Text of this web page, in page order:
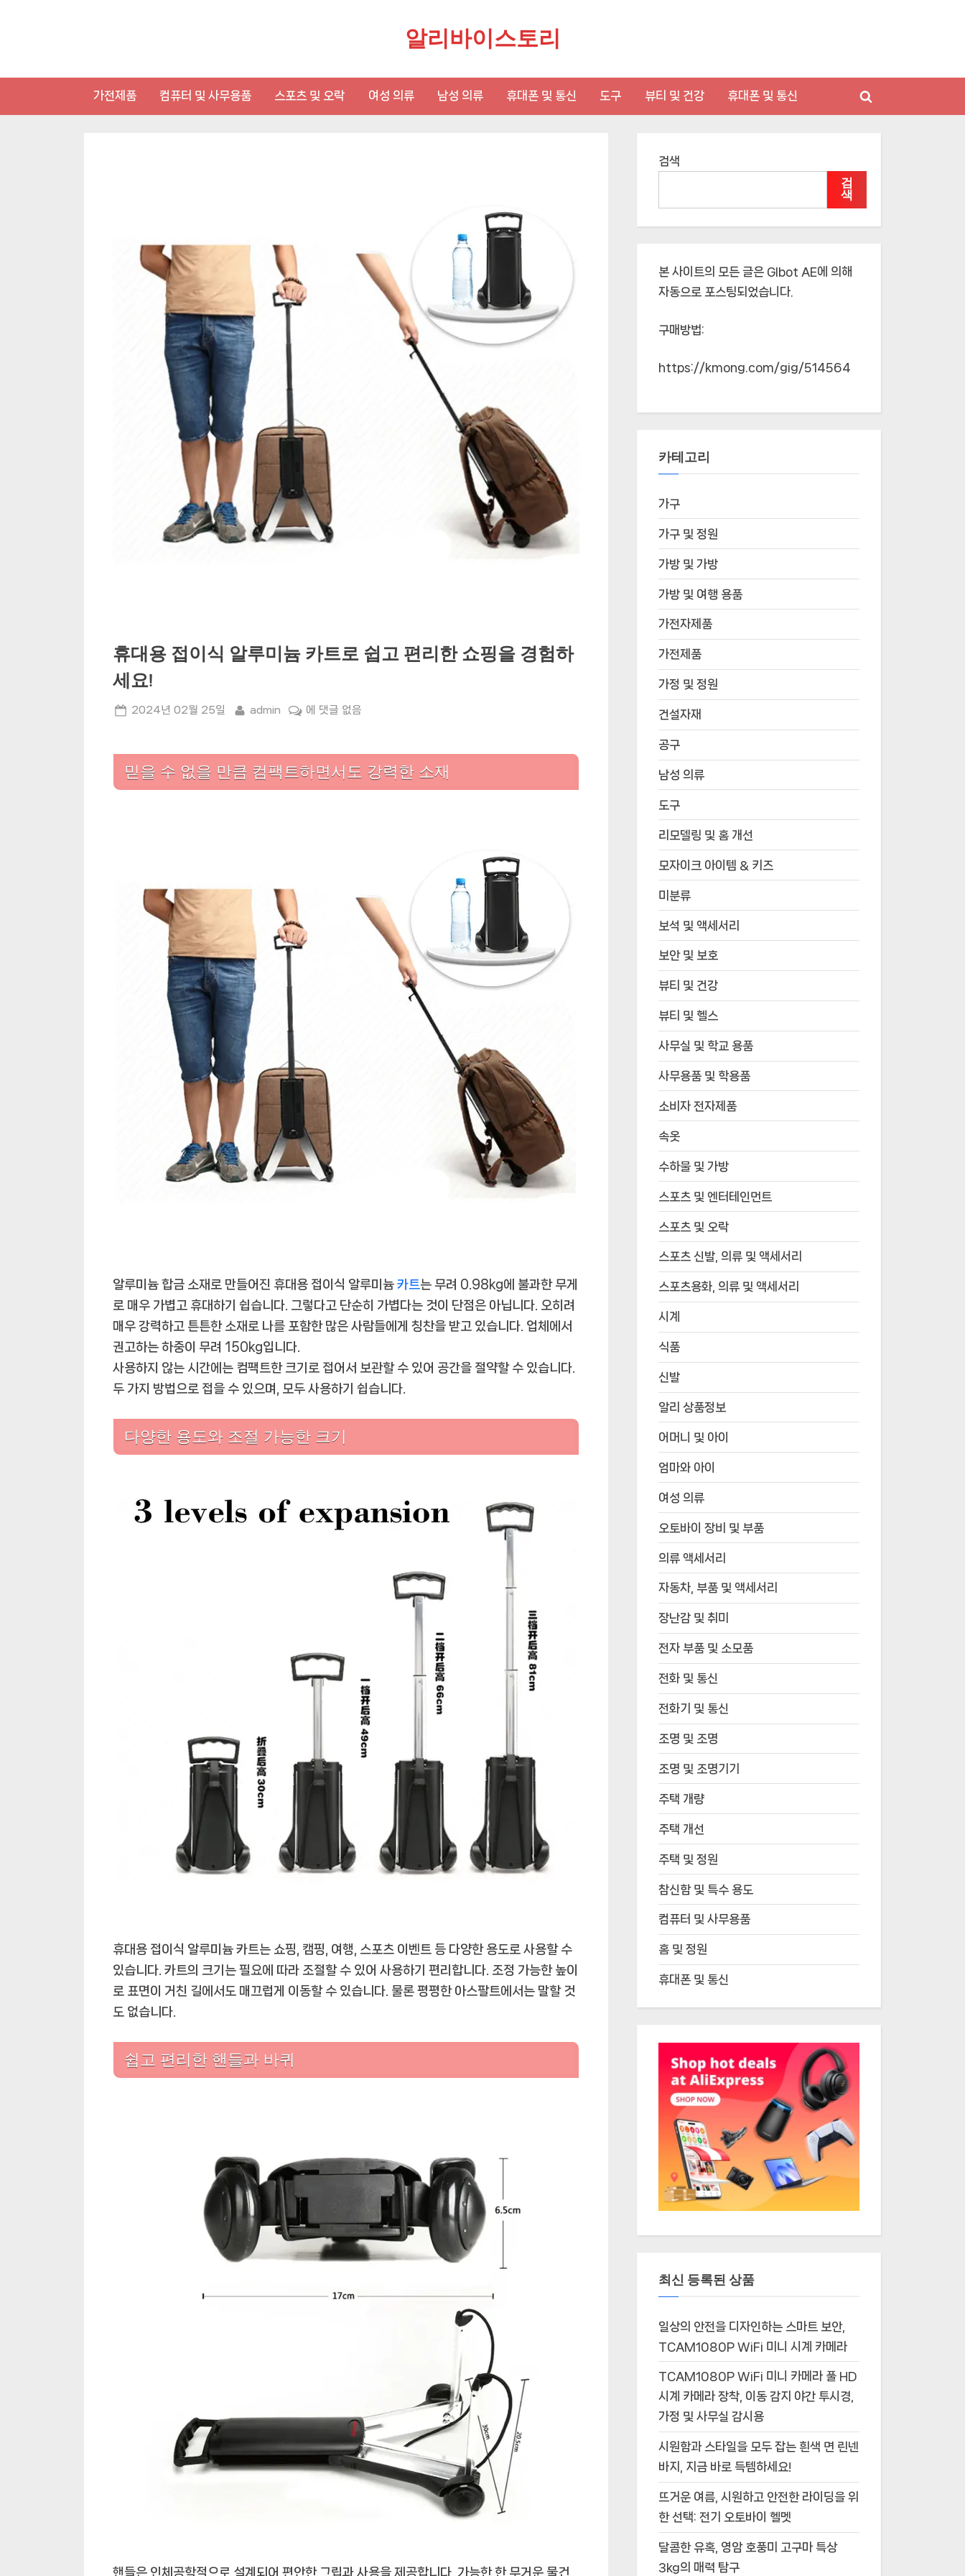
알리바이스토리
가전제품 컴퓨터 및 사무용품 스포츠 및 오락 여성 의류 남성 의류 휴대폰 및 통신 도구 뷰티 및 건강 휴대폰 및 통신
Toggle
휴대용 접이식 알루미늄 카트로 쉽고 편리한 쇼핑을 경험하
세요!
Posted
2024년 02월 25일 By
admin
휴
접
이
쉽
을
세
요!
에 댓글 없음
믿을 수 없을 만큼 컴팩트하면서도 강력한 소재
알루미늄 합금 소재로 만들어진 휴대용 접이식 알루미늄 카트는 무려 0.98kg에 불과한 무게
로 매우 가볍고 휴대하기 쉽습니다. 그렇다고 단순히 가볍다는 것이 단점은 아닙니다. 오히려
매우 강력하고 튼튼한 소재로 나를 포함한 많은 사람들에게 칭찬을 받고 있습니다. 업체에서
권고하는 하중이 무려 150kg입니다.
사용하지 않는 시간에는 컴팩트한 크기로 접어서 보관할 수 있어 공간을 절약할 수 있습니다.
두 가지 방법으로 접을 수 있으며, 모두 사용하기 쉽습니다.
다양한 용도와 조절 가능한 크기
휴대용 접이식 알루미늄 카트는 쇼핑, 캠핑, 여행, 스포츠 이벤트 등 다양한 용도로 사용할 수
있습니다. 카트의 크기는 필요에 따라 조절할 수 있어 사용하기 편리합니다. 조정 가능한 높이
로 표면이 거친 길에서도 매끄럽게 이동할 수 있습니다. 물론 평평한 아스팔트에서는 말할 것
도 없습니다.
쉽고 편리한 핸들과 바퀴
핸들은 인체공학적으로 설계되어 편안한 그립과 사용을 제공합니다. 가능한 한 무거운 물건
검색
검
색
본 사이트의 모든 글은 Glbot AE에 의해
자동으로 포스팅되었습니다.
구매방법:
https://kmong.com/gig/514564
카테고리
가구
가구 및 정원
가방 및 가방
가방 및 여행 용품
가전자제품
가전제품
가정 및 정원
건설자재
공구
남성 의류
도구
리모델링 및 홈 개선
모자이크 아이템 & 키즈
미분류
보석 및 액세서리
보안 및 보호
뷰티 및 건강
뷰티 및 헬스
사무실 및 학교 용품
사무용품 및 학용품
소비자 전자제품
속옷
수하물 및 가방
스포츠 및 엔터테인먼트
스포츠 및 오락
스포츠 신발, 의류 및 액세서리
스포츠용화, 의류 및 액세서리
시계
식품
신발
알리 상품정보
어머니 및 아이
엄마와 아이
여성 의류
오토바이 장비 및 부품
의류 액세서리
자동차, 부품 및 액세서리
장난감 및 취미
전자 부품 및 소모품
전화 및 통신
전화기 및 통신
조명 및 조명
조명 및 조명기기
주택 개량
주택 개선
주택 및 정원
참신함 및 특수 용도
컴퓨터 및 사무용품
홈 및 정원
휴대폰 및 통신
최신 등록된 상품
일상의 안전을 디자인하는 스마트 보안,
TCAM1080P WiFi 미니 시계 카메라
TCAM1080P WiFi 미니 카메라 풀 HD
시계 카메라 장착, 이동 감지 야간 투시경,
가정 및 사무실 감시용
시원함과 스타일을 모두 잡는 흰색 면 린넨
바지, 지금 바로 득템하세요!
뜨거운 여름, 시원하고 안전한 라이딩을 위
한 선택: 전기 오토바이 헬멧
달콤한 유혹, 영암 호풍미 고구마 특상
3kg의 매력 탐구